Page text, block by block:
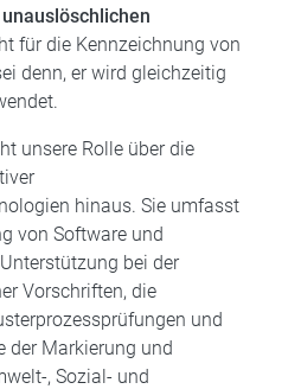
unauslöschlichen
für die Kennzeichnung von
denn, er wird gleichzeitig
unsere Rolle über die
hinaus. Sie umfasst
von Software und
bei der
Vorschriften, die
und
der Markierung und
, Sozial- und